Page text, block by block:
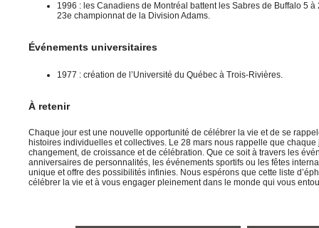
1996 : les Canadiens de Montréal battent les Sabres de Buffalo 5 à
23e championnat de la Division Adams.
Événements universitaires
1977 : création de l’Université du Québec à Trois-Rivières.
À retenir
Chaque jour est une nouvelle opportunité de célébrer la vie et de se
histoires individuelles et collectives. Le 28 mars nous rappelle que
changement, de croissance et de célébration. Que ce soit à travers les
anniversaires de personnalités, les événements sportifs ou les fêtes
unique et offre des possibilités infinies. Nous espérons que cette liste
célébrer la vie et à vous engager pleinement dans le monde qui vous